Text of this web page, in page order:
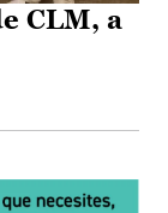
CLM, a